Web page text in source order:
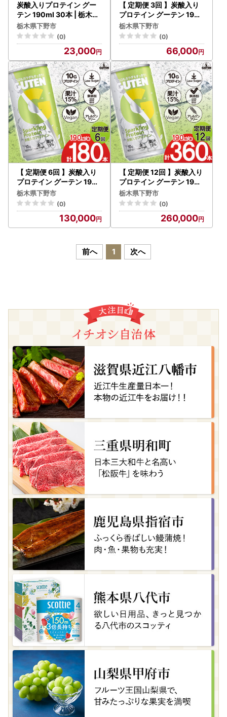
炭酸入りプロテイン グー
テン 190ml 30本 | 栃木県
下野市
栃木県下野市
(0)
23,000
【 定期便 3回 】炭酸入り
プロテイン グーテン 190
ml 30本 3回 | 栃木県 下野
市
栃木県下野市
(0)
66,000
【 定期便 6回 】炭酸入り
プロテイン グーテン 190
ml 30本 6回 | 栃木県 下野
市
栃木県下野市
(0)
130,000
【 定期便 12回 】炭酸入り
プロテイン グーテン 190
ml 30本 12回 | 栃木県 下
野市
栃木県下野市
(0)
260,000
前へ 1 次へ